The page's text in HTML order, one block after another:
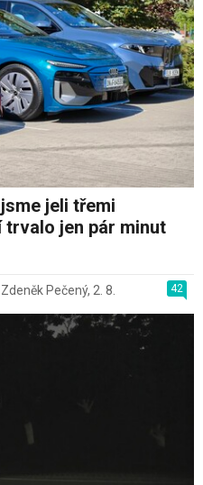
jeli třemi
trvalo jen pár minut
42
Zdeněk Pečený, 2. 8.